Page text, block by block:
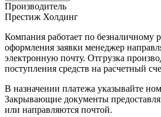
Производитель
Престиж Холдинг
Компания работает по безналичному
оформления заявки менеджер
электронную почту. Отгрузка
поступления средств на расчетный
В назначении платежа указывайте
Закрывающие документы
или направляются почтой.